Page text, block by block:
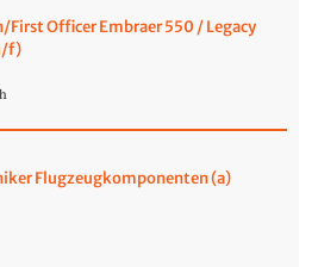
First Officer Embraer 550 / Legacy
f)
Flugzeugkomponenten (a)